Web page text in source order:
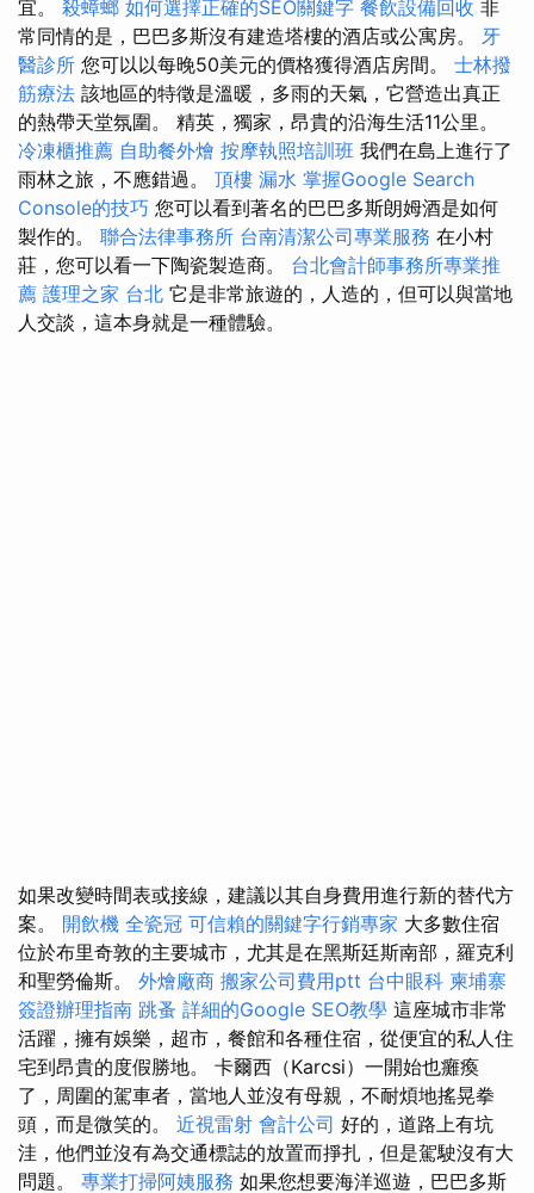
宜。 殺蟑螂 如何選擇正確的SEO關鍵字 餐飲設備回收 非
常同情的是，巴巴多斯沒有建造塔樓的酒店或公寓房。 牙
醫診所 您可以以每晚50美元的價格獲得酒店房間。 士林撥
筋療法 該地區的特徵是溫暖，多雨的天氣，它營造出真正
的熱帶天堂氛圍。 精英，獨家，昂貴的沿海生活11公里。
冷凍櫃推薦 自助餐外燴 按摩執照培訓班 我們在島上進行了
雨林之旅，不應錯過。 頂樓 漏水 掌握Google Search
Console的技巧 您可以看到著名的巴巴多斯朗姆酒是如何
製作的。 聯合法律事務所 台南清潔公司專業服務 在小村
莊，您可以看一下陶瓷製造商。 台北會計師事務所專業推
薦 護理之家 台北 它是非常旅遊的，人造的，但可以與當地
人交談，這本身就是一種體驗。
如果改變時間表或接線，建議以其自身費用進行新的替代方
案。 開飲機 全瓷冠 可信賴的關鍵字行銷專家 大多數住宿
位於布里奇敦的主要城市，尤其是在黑斯廷斯南部，羅克利
和聖勞倫斯。 外燴廠商 搬家公司費用ptt 台中眼科 柬埔寨
簽證辦理指南 跳蚤 詳細的Google SEO教學 這座城市非常
活躍，擁有娛樂，超市，餐館和各種住宿，從便宜的私人住
宅到昂貴的度假勝地。 卡爾西（Karcsi）一開始也癱瘓
了，周圍的駕車者，當地人並沒有母親，不耐煩地搖晃拳
頭，而是微笑的。 近視雷射 會計公司 好的，道路上有坑
洼，他們並沒有為交通標誌的放置而掙扎，但是駕駛沒有大
問題。 專業打掃阿姨服務 如果您想要海洋巡遊，巴巴多斯